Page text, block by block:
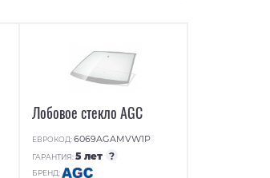
Лобовое стекло AGC
ЕВРОКОД:6069AGAMVW1P
ГАРАНТИЯ:5 лет ?
БРЕНД: